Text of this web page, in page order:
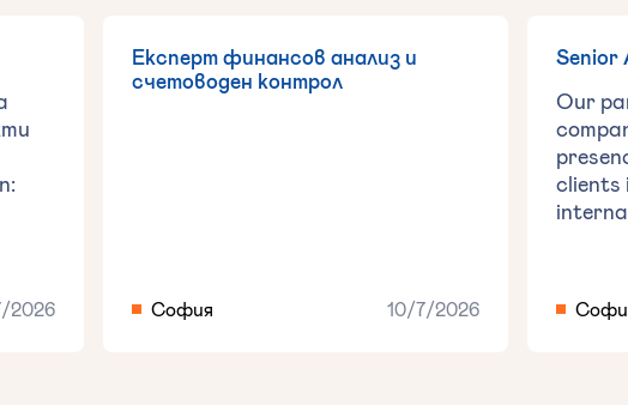
2026
Експерт финансов анализ и
счетоводен контрол
София 10/7/2026
Senior
Our
clients